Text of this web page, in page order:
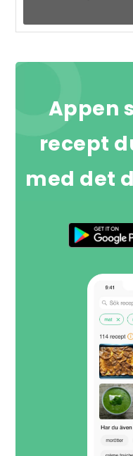
Appen
recept
med det